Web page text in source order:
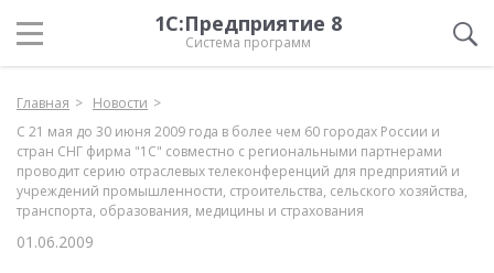
1С:Предприятие 8
Система программ
Главная
Новости
С 21 мая до 30 июня 2009 года в более чем 60 городах России и
стран СНГ фирма "1С" совместно с региональными партнерами
проводит серию отраслевых телеконференций для предприятий и
учреждений промышленности, строительства, сельского хозяйства,
транспорта, образования, медицины и страхования
01.06.2009